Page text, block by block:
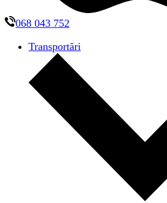
068 043 752
Transportări